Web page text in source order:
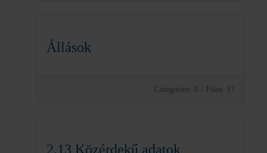
Állások
Categories: 0 / Files: 17
2.13 Közérdekű adatok